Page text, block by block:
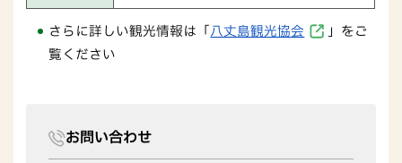
さらに詳しい観光情報は「八丈島観光協会
」をご
覧ください
お問い合わせ